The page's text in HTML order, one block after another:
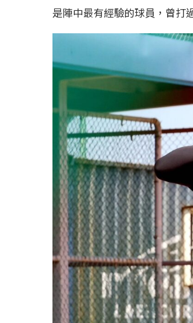
是陣中最有經驗的球員，曾打